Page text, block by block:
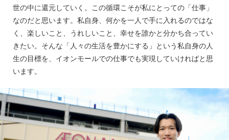
世の中に還元していく。この循環こそが私にとっての「仕事」
なのだと思います。私自身、何かを一人で手に入れるのではな
く、楽しいこと、うれしいこと、幸せを誰かと分かち合ってい
きたい。そんな「人々の生活を豊かにする」という私自身の人
生の目標を、イオンモールでの仕事でも実現していければと思
います。